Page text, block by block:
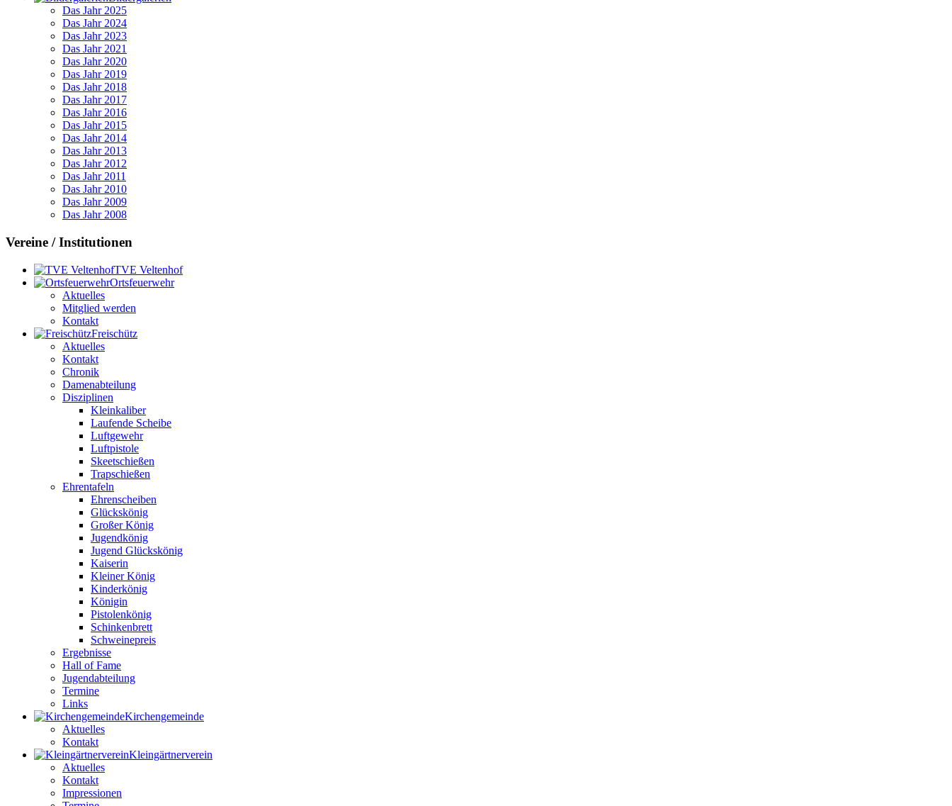
Das Jahr 2025
Das Jahr 2024
Das Jahr 2023
Das Jahr 2021
Das Jahr 2020
Das Jahr 2019
Das Jahr 2018
Das Jahr 2017
Das Jahr 2016
Das Jahr 2015
Das Jahr 2014
Das Jahr 2013
Das Jahr 2012
Das Jahr 2011
Das Jahr 2010
Das Jahr 2009
Das Jahr 2008
Vereine / Institutionen
TVE Veltenhof
Ortsfeuerwehr
Aktuelles
Mitglied werden
Kontakt
Freischütz
Aktuelles
Kontakt
Chronik
Damenabteilung
Disziplinen
Kleinkaliber
Laufende Scheibe
Luftgewehr
Luftpistole
Skeetschießen
Trapschießen
Ehrentafeln
Ehrenscheiben
Glückskönig
Großer König
Jugendkönig
Jugend Glückskönig
Kaiserin
Kleiner König
Kinderkönig
Königin
Pistolenkönig
Schinkenbrett
Schweinepreis
Ergebnisse
Hall of Fame
Jugendabteilung
Termine
Links
Kirchengemeinde
Aktuelles
Kontakt
Kleingärtnerverein
Aktuelles
Kontakt
Impressionen